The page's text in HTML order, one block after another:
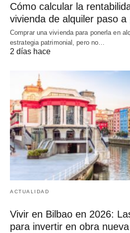
Cómo calcular la
vivienda de alquiler paso a
Comprar una vivienda para ponerla en
estrategia patrimonial, pero no…
2 días hace
ACTUALIDAD
Vivir en Bilbao en 2026:
para invertir en obra nueva